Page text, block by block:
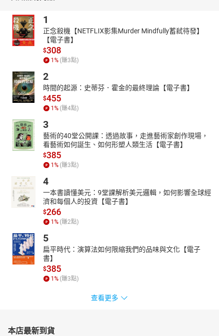
地、炎黃子孫、堯、舜、禹、大禹治水
【本書資料】
有聲書
適讀年齡：5～8歲親子共同聆聽；9歲以上自己聆聽
【本書特色】
**1.**歷史的連續劇：第一部寫給兒童的完整中國歷史
時間上，從上古寫到民國；空間上，涵蓋祖先們活動範圍與同時代
其他國家的情形；內容上，除了瞭解歷代的政治變遷、科學發展、
文學藝術成就之外，也獲得了具體完整的中國史輪廓。
**2.**歷史的童話書：充滿生活妙喻的兒童讀物
出於孩子生活經驗的新鮮妙喻，使這套書的文字異於您看過的任何
歷史書，讀來就像童話般活潑有趣。
每篇故事的結尾，特別設計「說來聽聽」延伸思考專欄，提出或反
問與現代生活經驗相關的問題，訓練孩子多元化的思考能力。
**4.**歷史的入門書：最好的課外輔助教材
小學社會科讀的是片斷的歷史，國中以後馬上接觸到繁雜的正史，
死背的壓力往往使孩子失去對於歷史的興趣，這套書先讓孩子在趣
味中奠定讀歷史的基本觀念，以後又能與教科書印證對照，使孩子
輕鬆念好歷史不需要死背的苦惱。
1
正念殺機【NETFLIX影集Murder Mindfully蓄弒待發】
【電子書】
$308
1 % (賺3點)
2
時間的起源：史蒂芬．霍金的最終理論【電子書】
$455
1 % (賺4點)
3
藝術的40堂公開課：透過故事，走進藝術家創作現場，
看藝術如何誕生、如何形塑人類生活【電子書】
$385
1 % (賺3點)
4
一本書讀懂美元：9堂課解析美元邏輯，如何影響全球經
濟和每個人的投資【電子書】
$266
1 % (賺2點)
5
扁平時代：演算法如何限縮我們的品味與文化【電子
書】
$385
1 % (賺3點)
查看更多
本店最新到貨